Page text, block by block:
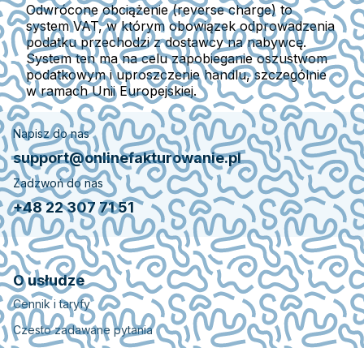
Odwrócone obciążenie (reverse charge) to
system VAT, w którym obowiązek odprowadzenia
podatku przechodzi z dostawcy na nabywcę.
System ten ma na celu zapobieganie oszustwom
podatkowym i uproszczenie handlu, szczególnie
w ramach Unii Europejskiej.
Napisz do nas
support@onlinefakturowanie.pl
Zadzwoń do nas
+48 22 307 71 51
O usłudze
Cennik i taryfy
Czesto zadawane pytania